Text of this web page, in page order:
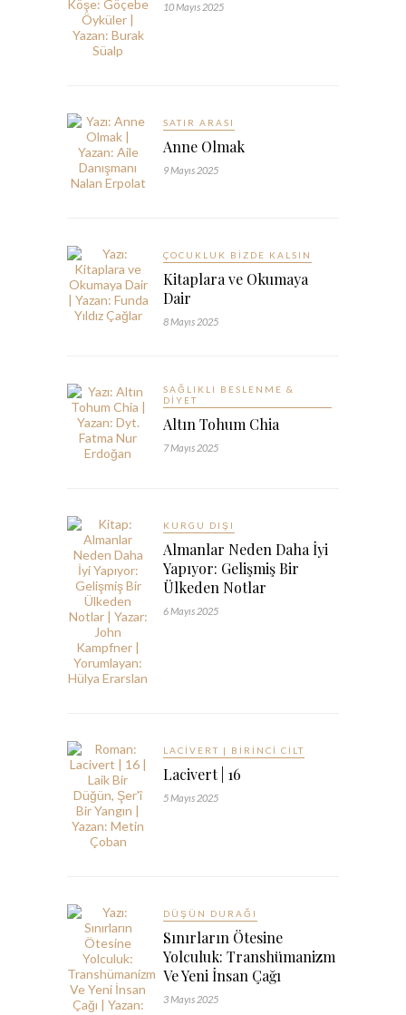
10 Mayıs 2025
SATIR ARASI
Anne Olmak
9 Mayıs 2025
ÇOCUKLUK BIZDE KALSIN
Kitaplara ve Okumaya
Dair
8 Mayıs 2025
SAĞLIKLI BESLENME &
DIYET
Altın Tohum Chia
7 Mayıs 2025
KURGU DIŞI
Almanlar Neden Daha İyi
Yapıyor: Gelişmiş Bir
Ülkeden Notlar
6 Mayıs 2025
LACIVERT | BIRINCI CILT
Lacivert | 16
5 Mayıs 2025
DÜŞÜN DURAĞI
Sınırların Ötesine
Yolculuk: Transhümanizm
Ve Yeni İnsan Çağı
3 Mayıs 2025